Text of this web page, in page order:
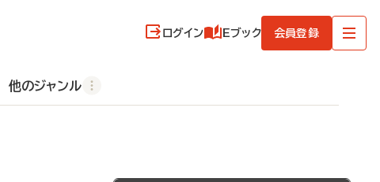
ログイン Eブック 会員登録
他のジャンル